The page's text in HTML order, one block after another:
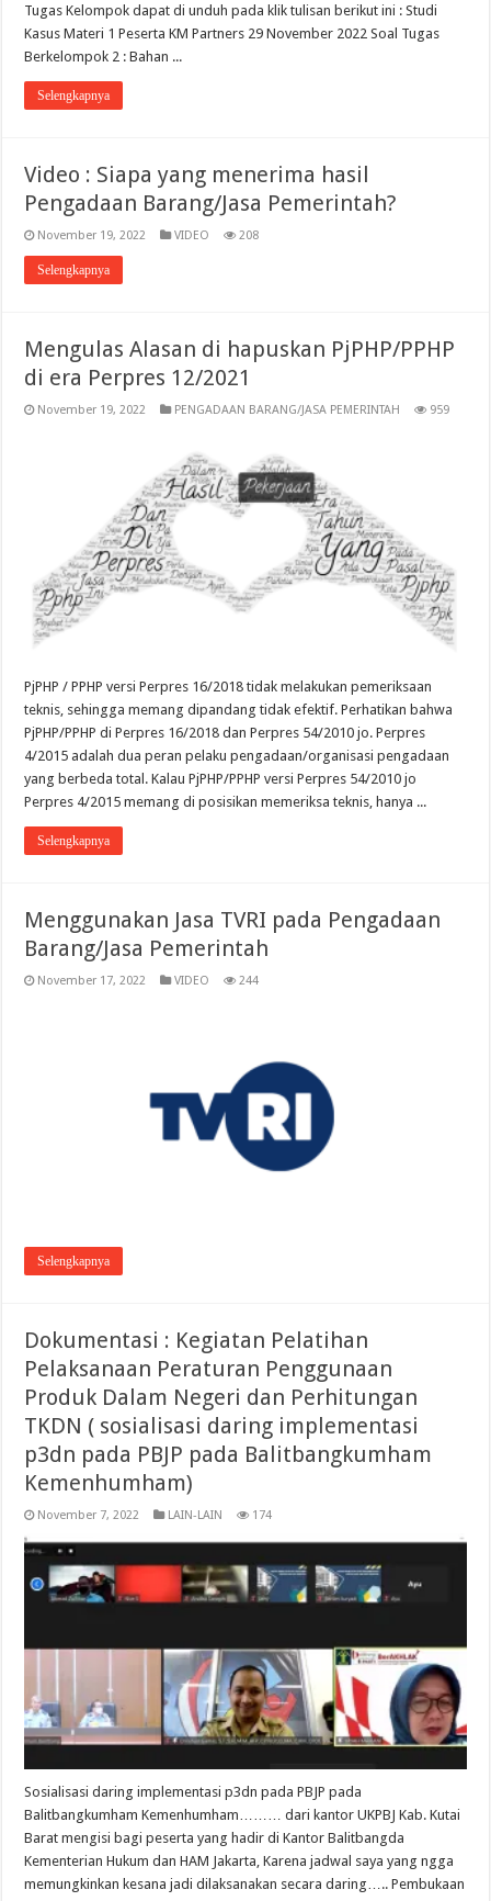
Tugas Kelompok dapat di unduh pada klik tulisan berikut ini : Studi
Kasus Materi 1 Peserta KM Partners 29 November 2022 Soal Tugas
Berkelompok 2 : Bahan ...
Selengkapnya
Video : Siapa yang menerima hasil
Pengadaan Barang/Jasa Pemerintah?
November 19, 2022 VIDEO 208
Selengkapnya
Mengulas Alasan di hapuskan PjPHP/PPHP
di era Perpres 12/2021
November 19, 2022 PENGADAAN BARANG/JASA PEMERINTAH 959
PjPHP / PPHP versi Perpres 16/2018 tidak melakukan pemeriksaan
teknis, sehingga memang dipandang tidak efektif. Perhatikan bahwa
PjPHP/PPHP di Perpres 16/2018 dan Perpres 54/2010 jo. Perpres
4/2015 adalah dua peran pelaku pengadaan/organisasi pengadaan
yang berbeda total. Kalau PjPHP/PPHP versi Perpres 54/2010 jo
Perpres 4/2015 memang di posisikan memeriksa teknis, hanya ...
Selengkapnya
Menggunakan Jasa TVRI pada Pengadaan
Barang/Jasa Pemerintah
November 17, 2022 VIDEO 244
Selengkapnya
Dokumentasi : Kegiatan Pelatihan
Pelaksanaan Peraturan Penggunaan
Produk Dalam Negeri dan Perhitungan
TKDN ( sosialisasi daring implementasi
p3dn pada PBJP pada Balitbangkumham
Kemenhumham)
November 7, 2022 LAIN-LAIN 174
Sosialisasi daring implementasi p3dn pada PBJP pada
Balitbangkumham Kemenhumham……… dari kantor UKPBJ Kab. Kutai
Barat mengisi bagi peserta yang hadir di Kantor Balitbangda
Kementerian Hukum dan HAM Jakarta, Karena jadwal saya yang ngga
memungkinkan kesana jadi dilaksanakan secara daring….. Pembukaan